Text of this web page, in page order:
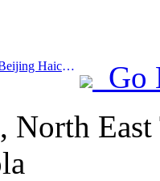
Prev:La struttura principale del Beijing Haichang Ocean Park dovrebbe raggiungere la sommità entro la fine dell'anno, con il completamento e l'apertura previsti per il 2027.
Go
North